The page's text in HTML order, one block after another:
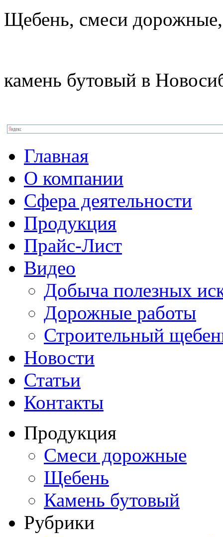
Щебень, смеси дорожные,
камень бутовый в
Главная
О компании
Сфера деятельности
Продукция
Прайс-Лист
Видео
Добыча полезных
Дорожные работы
Строительный
Новости
Статьи
Контакты
Продукция
Смеси дорожные
Щебень
Камень бутовый
Рубрики